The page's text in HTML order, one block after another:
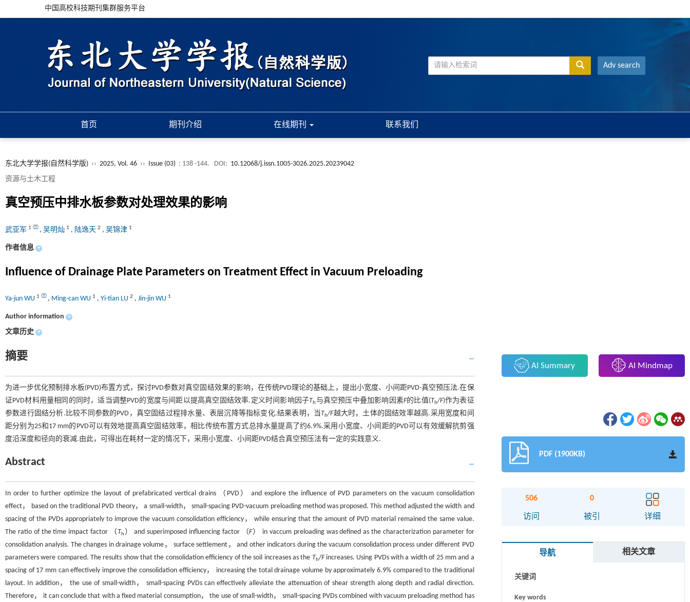
中国高校科技期刊集群服务平台
Adv search
首页 期刊介绍 在线期刊 联系我们
东北大学学报(自然科学版) ›› 2025, Vol. 46 ›› Issue (03) : 138 -144. DOI: 10.12068/j.issn.1005-3026.2025.20239042
资源与土木工程
真空预压中排水板参数对处理效果的影响
武亚军 1 , 吴明灿 1 , 陆逸天 2 , 吴锦津 1
作者信息 +
Influence of Drainage Plate Parameters on Treatment Effect in Vacuum Preloading
Ya-jun WU 1 , Ming-can WU 1 , Yi-tian LU 2 , Jin-jin WU 1
Author information +
文章历史 +
摘要
为进一步优化预制排水板(PVD)布置方式，探讨PVD参数对真空固结效果的影响，在传统PVD理论的基础上，提出小宽度、小间距PVD-真空预压法.在保
证PVD材料用量相同的同时，适当调整PVD的宽度与间距以提高真空固结效率.定义时间影响因子Th与真空预压中叠加影响因素F的比值(T h/F)作为表征
参数进行固结分析.比较不同参数的PVD，真空固结过程排水量、表层沉降等指标变化.结果表明，当Th/F越大时，土体的固结效率越高.采用宽度和间
距分别为25和17 mm的PVD可以有效地提高真空固结效率，相比传统布置方式总排水量提高了约6.9%.采用小宽度、小间距的PVD可以有效缓解抗剪强
度沿深度和径向的衰减.由此，可得出在耗材一定的情况下，采用小宽度、小间距PVD结合真空预压法有一定的实践意义.
Abstract
In order to further optimize the layout of prefabricated vertical drains （PVD） and explore the influence of PVD parameters on the vacuum consolidation
effect， based on the traditional PVD theory， a small-width， small-spacing PVD-vacuum preloading method was proposed. This method adjusted the width and
spacing of the PVDs appropriately to improve the vacuum consolidation efficiency， while ensuring that the amount of PVD material remained the same value.
The ratio of the time impact factor （T h ） and superimposed influencing factor （F） in vaccum preloading was defined as the characterization parameter for
consolidation analysis. The changes in drainage volume， surface settlement， and other indicators during the vacuum consolidation process under different PVD
parameters were compared. The results show that the consolidation efficiency of the soil increases as the T h/Fincreases. Using PVDs with a width of 25 mm and a
spacing of 17 mm can effectively improve the consolidation efficiency， increasing the total drainage volume by approximately 6.9% compared to the traditional
layout. In addition， the use of small-width， small-spacing PVDs can effectively alleviate the attenuation of shear strength along depth and radial direction.
Therefore， it can conclude that with a fixed material consumption， the use of small-width， small-spacing PVDs combined with vacuum preloading method has
AI Summary AI Mindmap
PDF (1900KB)
506
访问
0
被引 详细
导航 相关文章
摘要
Graphical abstract
关键词
Key words